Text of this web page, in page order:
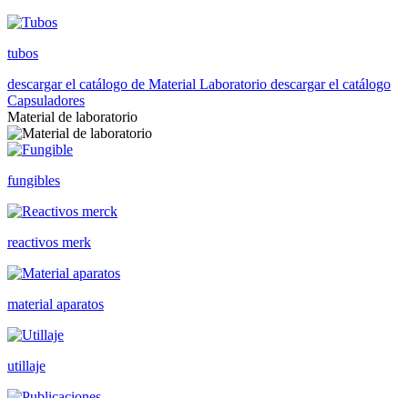
tubos
descargar el catálogo de Material Laboratorio descargar el catálogo
Capsuladores
Material de laboratorio
fungibles
reactivos merk
material aparatos
utillaje